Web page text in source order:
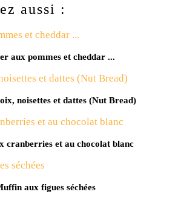
aussi :
aux pommes et cheddar ...
noisettes et dattes (Nut Bread)
cranberries et au chocolat blanc
aux figues séchées